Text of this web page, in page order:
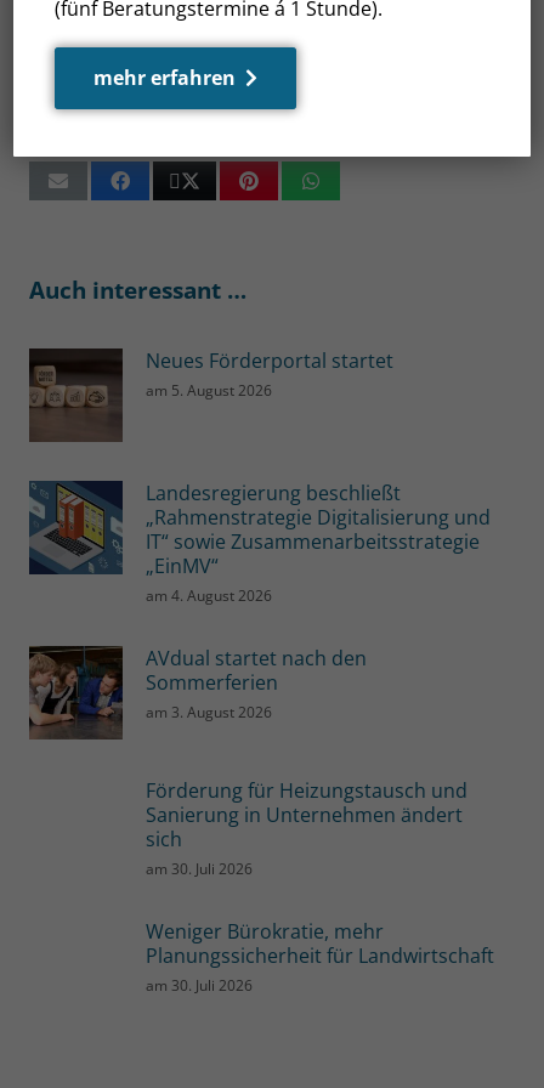
angemeldet. Der Veranstalter erwartet in diesem
Jahr 15.000 BesucherInnen aus der ganzen Welt.
PM/WM
Auch interessant …
Neues Förderportal startet
am 5. August 2026
Landesregierung beschließt
„Rahmenstrategie Digitalisierung und
IT“ sowie Zusammenarbeitsstrategie
„EinMV“
am4. August 2026
AVdual startet nach den
Sommerferien
am 3. August 2026
Förderung für Heizungstausch und
Sanierung in Unternehmen ändert
sich
am 30. Juli 2026
Weniger Bürokratie, mehr
Planungssicherheit für Landwirtschaft
am 30. Juli 2026
(fünf Beratungstermine á 1 Stunde).
mehr erfahren